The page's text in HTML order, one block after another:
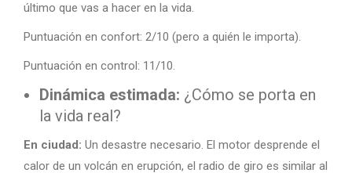
último que vas a hacer en la vida.
Puntuación en confort: 2/10 (pero a quién le importa).
Puntuación en control: 11/10.
Dinámica estimada: ¿Cómo se porta en
la vida real?
En ciudad: Un desastre necesario. El motor desprende el
calor de un volcán en erupción, el radio de giro es similar al